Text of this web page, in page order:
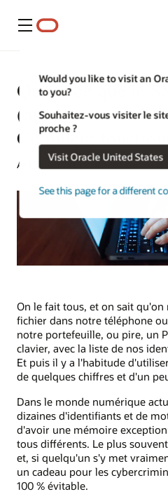
Menu
Would you like to visit an
to you?
Souhaitez-vous visiter le
proche ?
Visit Oracle United States
See this page for a different
Qu'est‑ce que le
(authentification
Comment
Art Wittman | Content Director
On le fait tous, et on sait qu'on
fichier dans notre téléphone
notre portefeuille, ou pire, un
clavier, avec la liste de nos
Et puis il y a l'habitude
de quelques chiffres et d'un
Dans le monde numérique
dizaines d'identifiants et de
d'avoir une mémoire
tous différents. Le plus
et, si quelqu'un s'y met
un cadeau pour les
100 % évitable.